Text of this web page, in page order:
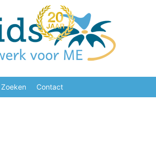
Zoeken Contact